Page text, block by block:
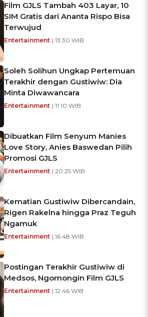
Film GJLS Tambah 403 Layar, 10
SIM Gratis dari Ananta Rispo Bisa
Terwujud
Entertainment | 13:30 WIB
Soleh Solihun Ungkap Pertemuan
Terakhir dengan Gustiwiw: Dia
Minta Diwawancara
Entertainment | 11:10 WIB
Dibuatkan Film Senyum Manies
Love Story, Anies Baswedan Pilih
Promosi GJLS
Entertainment | 20:25 WIB
Kematian Gustiwiw Dibercandain,
Rigen Rakelna hingga Praz Teguh
Ngamuk
Entertainment | 16:48 WIB
Postingan Terakhir Gustiwiw di
Medsos, Ngomongin Film GJLS
Entertainment | 12:46 WIB